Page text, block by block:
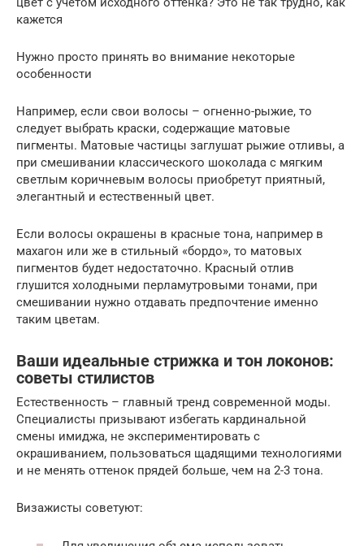
кажется
Нужно просто принять во внимание некоторые
особенности
Например, если свои волосы – огненно-рыжие, то
следует выбрать краски, содержащие матовые
пигменты. Матовые частицы заглушат рыжие отливы, а
при смешивании классического шоколада с мягким
светлым коричневым волосы приобретут приятный,
элегантный и естественный цвет.
Если волосы окрашены в красные тона, например в
махагон или же в стильный «бордо», то матовых
пигментов будет недостаточно. Красный отлив
глушится холодными перламутровыми тонами, при
смешивании нужно отдавать предпочтение именно
таким цветам.
Ваши идеальные стрижка и тон локонов:
советы стилистов
Естественность – главный тренд современной моды.
Специалисты призывают избегать кардинальной
смены имиджа, не экспериментировать с
окрашиванием, пользоваться щадящими технологиями
и не менять оттенок прядей больше, чем на 2-3 тона.
Визажисты советуют: